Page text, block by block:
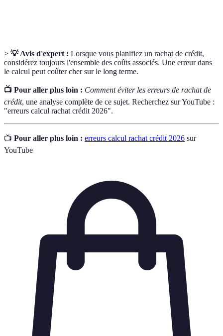
> 💡 Avis d'expert : Lorsque vous planifiez un rachat de crédit,
considérez toujours l'ensemble des coûts associés. Une erreur dans
le calcul peut coûter cher sur le long terme.
📺 Pour aller plus loin : Comment éviter les erreurs de rachat de
crédit, une analyse complète de ce sujet. Recherchez sur YouTube :
"erreurs calcul rachat crédit 2026".
📺 Pour aller plus loin : erreurs calcul rachat crédit 2026 sur
YouTube